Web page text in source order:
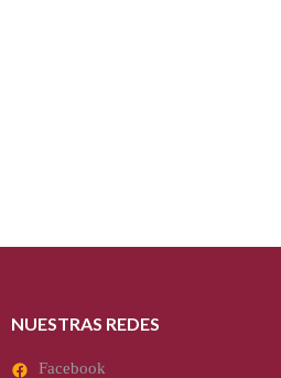
NUESTRAS REDES
Facebook